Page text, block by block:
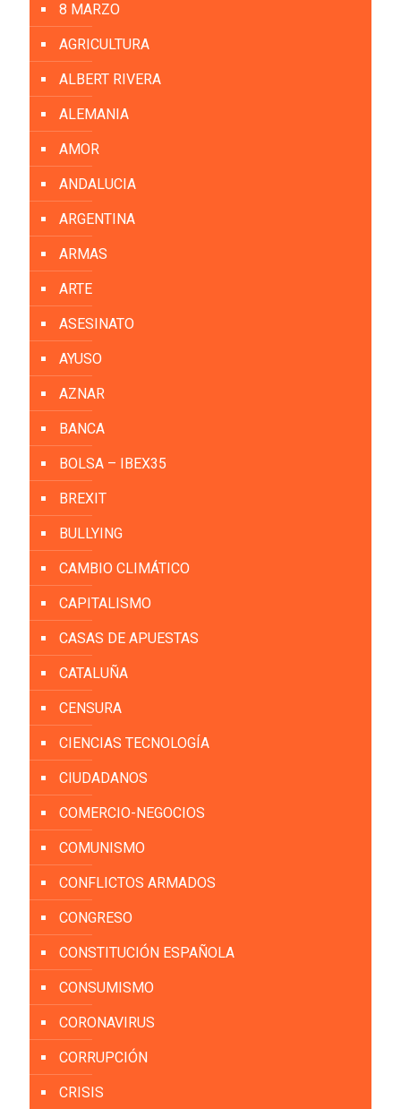
8 MARZO
AGRICULTURA
ALBERT RIVERA
ALEMANIA
AMOR
ANDALUCIA
ARGENTINA
ARMAS
ARTE
ASESINATO
AYUSO
AZNAR
BANCA
BOLSA – IBEX35
BREXIT
BULLYING
CAMBIO CLIMÁTICO
CAPITALISMO
CASAS DE APUESTAS
CATALUÑA
CENSURA
CIENCIAS TECNOLOGÍA
CIUDADANOS
COMERCIO-NEGOCIOS
COMUNISMO
CONFLICTOS ARMADOS
CONGRESO
CONSTITUCIÓN ESPAÑOLA
CONSUMISMO
CORONAVIRUS
CORRUPCIÓN
CRISIS